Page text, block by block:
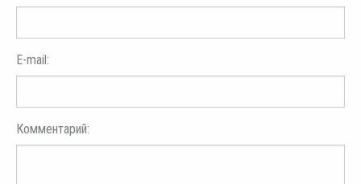
E-mail:
Комментарий: